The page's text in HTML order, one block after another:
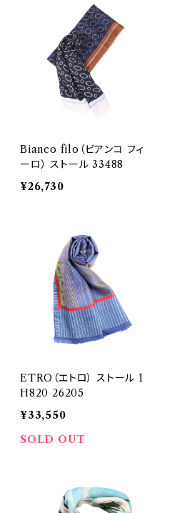
Bianco filo（ビアンコ フィ
ーロ） ストール 33488
¥26,730
ETRO（エトロ） ストール 1
H820 26205
¥33,550
SOLD OUT